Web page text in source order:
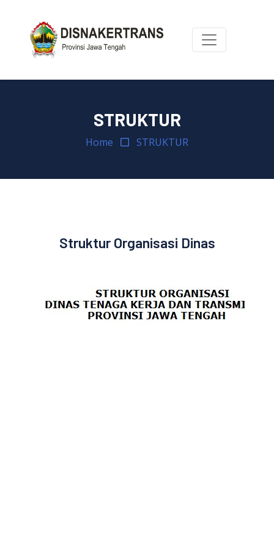
STRUKTUR
Home STRUKTUR
Struktur Organisasi Dinas